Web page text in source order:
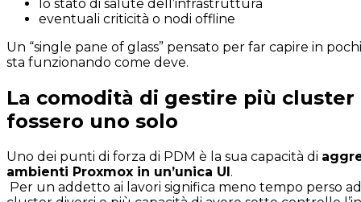
lo stato di salute dell’infrastruttura
eventuali criticità o nodi offline
Un “single pane of glass” pensato per far capire in
sta funzionando come deve.
La comodità di gestire più cluster
fossero uno solo
Uno dei punti di forza di PDM è la sua capacità di
ambienti Proxmox in un’unica UI.
Per un addetto ai lavori significa meno tempo perso